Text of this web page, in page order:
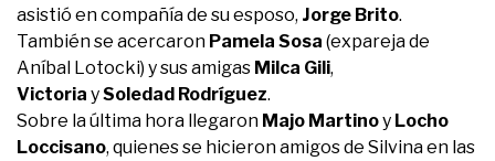
asistió en compañía de su esposo, Jorge Brito.
También se acercaron Pamela Sosa (expareja de
Aníbal Lotocki) y sus amigas Milca Gili,
Victoria ySoledad Rodríguez.
Sobre la última hora llegaron Majo Martinoy Locho
Loccisano, quienes se hicieron amigos de Silvina en las